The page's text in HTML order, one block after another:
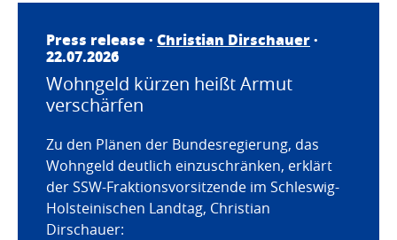
Press release · Christian Dirschauer·
22.07.2026
Wohngeld kürzen heißt Armut
verschärfen
Zu den Plänen der Bundesregierung, das
Wohngeld deutlich einzuschränken, erklärt
der SSW-Fraktionsvorsitzende im Schleswig-
Holsteinischen Landtag, Christian
Dirschauer: